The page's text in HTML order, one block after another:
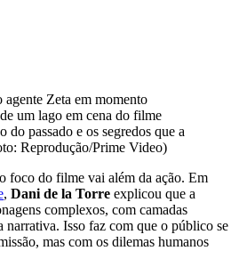
do passado e os segredos que a
Reprodução/Prime Video)
foco do filme vai além da ação. Em
, Dani de la Torre explicou que a
complexos, com camadas
narrativa. Isso faz com que o público se
mas com os dilemas humanos